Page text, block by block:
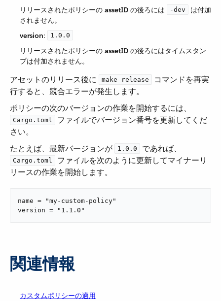
リリースされたポリシーの ​ assetID ​ の後ろには ​ -dev
​ は付加
されません。
version​: 1.0.0
リリースされたポリシーの ​ assetID ​ の後ろにはタイムスタン
プは付加されません。
アセットのリリース後に ​ make release
​ コマンドを再実
行すると、競合エラーが発生します。
ポリシーの次のバージョンの作業を開始するには、​
Cargo.toml
​ ファイルでバージョン番号を更新してくだ
さい。
たとえば、最新バージョンが ​
1.0.0 ​ であれば、​
Cargo.toml
​ ファイルを次のように更新してマイナーリ
リースの作業を開始します。
name = "my-custom-policy"
version = "1.1.0"
関連情報
カスタムポリシーの適用